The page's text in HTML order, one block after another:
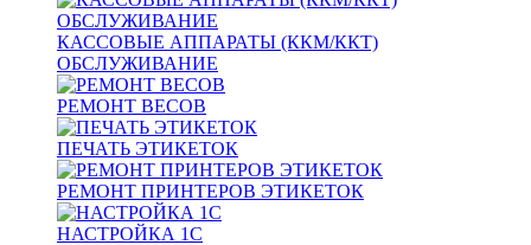
КАССОВЫЕ АППАРАТЫ (ККМ/ККТ)
ОБСЛУЖИВАНИЕ
РЕМОНТ ВЕСОВ
ПЕЧАТЬ ЭТИКЕТОК
РЕМОНТ ПРИНТЕРОВ ЭТИКЕТОК
НАСТРОЙКА 1С